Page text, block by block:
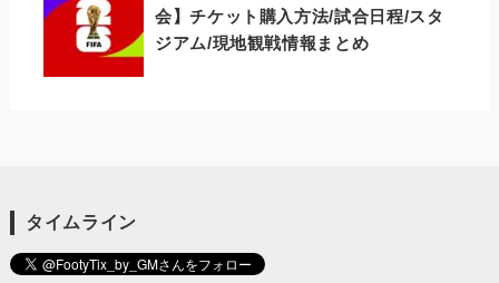
会】チケット購入方法/試合日程/スタ
ジアム/現地観戦情報まとめ
タイムライン